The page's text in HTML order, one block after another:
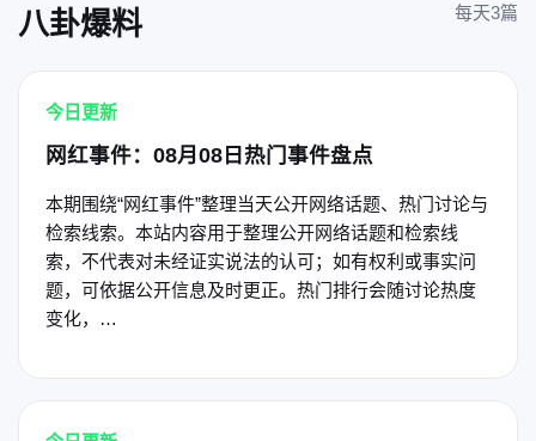
八卦爆料 每天3篇
今日更新
网红事件：08月08日热门事件盘点
本期围绕“网红事件”整理当天公开网络话题、热门讨论与
检索线索。本站内容用于整理公开网络话题和检索线
索，不代表对未经证实说法的认可；如有权利或事实问
题，可依据公开信息及时更正。热门排行会随讨论热度
变化，…